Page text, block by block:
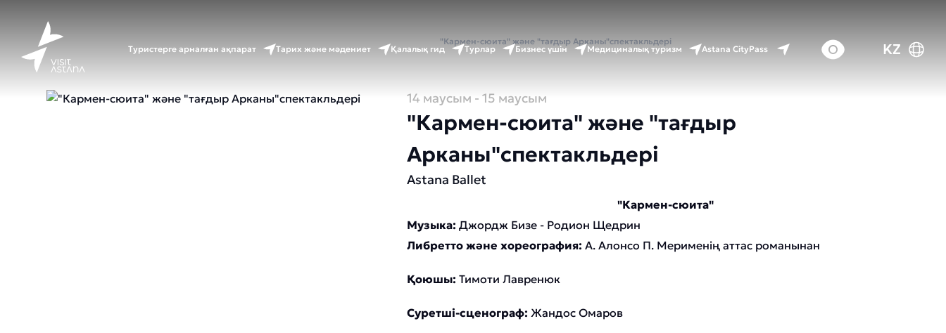
Туристерге арналған ақпарат Тарих және мәдениет Қалалық гид Турлар Бизнес үшін Медициналық туризм Astana CityPass KZ
Басты бет Оқиғалар күнтізбесі "Кармен-сюита" және "тағдыр Арканы"спектакльдері
14 маусым - 15 маусым
"Кармен-сюита" және "тағдыр
Арканы"спектакльдері
Astana Ballet
"Кармен-сюита"
Музыка: Джордж Бизе - Родион Щедрин
Либретто және хореография: А. Алонсо П. Мерименің аттас романынан
Қоюшы: Тимоти Лавренюк
Суретші-сценограф: Жандос Омаров